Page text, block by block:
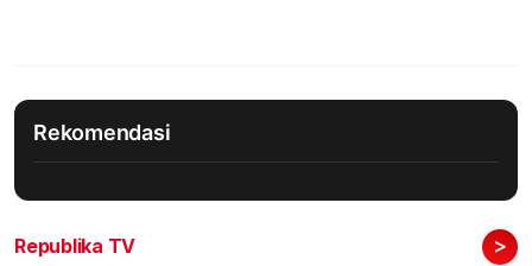
Rekomendasi
Republika TV >